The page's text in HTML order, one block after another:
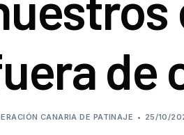
de
CANARIA DE PATINAJE 25/10/